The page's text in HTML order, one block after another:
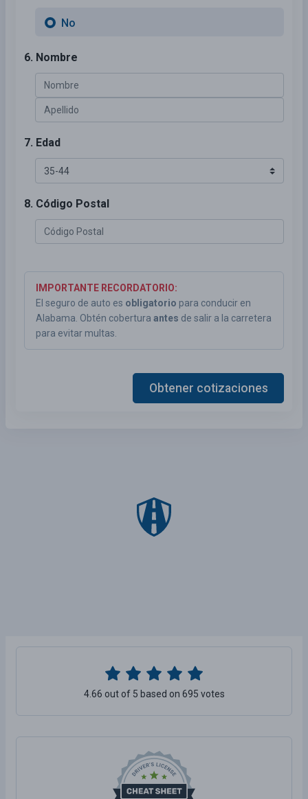
4.66 out of 5 based on 695 votes
No
6. Nombre
7. Edad
8. Código Postal
IMPORTANTE RECORDATORIO:
El seguro de auto es obligatorio para conducir en
Alabama. Obtén cobertura antes de salir a la carretera
para evitar multas.
Obtener cotizaciones